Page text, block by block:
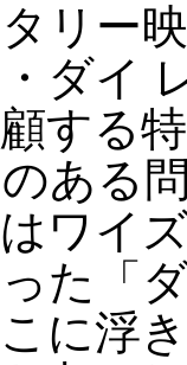
リー
・ダイ
する
ある
ワイ
た「
に浮